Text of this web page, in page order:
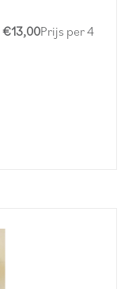
€13,00Prijs per 4